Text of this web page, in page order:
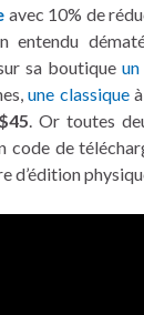
avec 10% de
sa boutique
une classiqueà
$45. Or toutes
code de
d’édition